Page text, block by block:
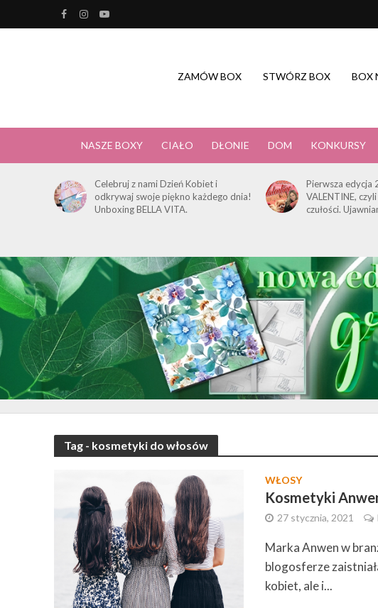
ZAMÓW BOX STWÓRZ BOX BOX
NASZE BOXY CIAŁO DŁONIE DOM KONKURSY
Celebruj z nami Dzień Kobiet i
odkrywaj swoje piękno każdego dnia!
Unboxing BELLA VITA.
Pierwsza edycja
VALENTINE,
czułości.
Tag - kosmetyki do włosów
WŁOSY
Kosmetyki
27 stycznia, 2021
Marka Anwen w
blogosferze
kobiet, ale i...